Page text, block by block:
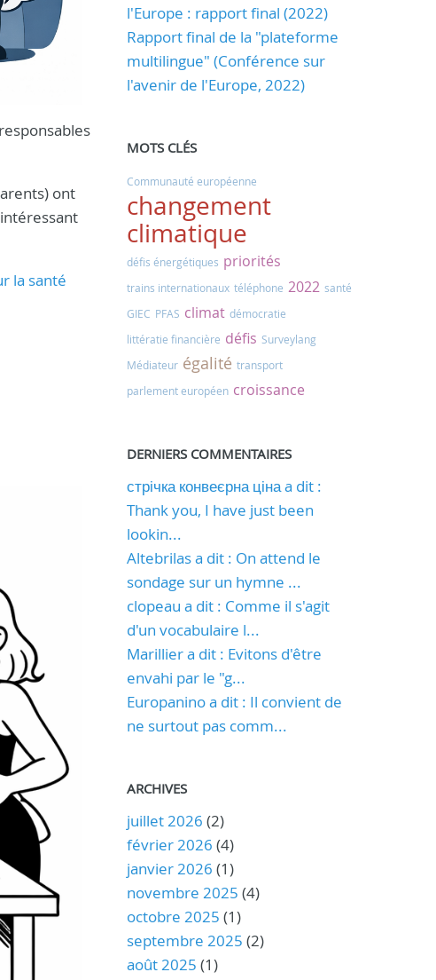
ont
la santé
l'Europe : rapport final (2022)
Rapport final de la "plateforme
multilingue" (Conférence sur
l'avenir de l'Europe, 2022)
MOTS CLÉS
Communauté européenne
changement
climatique
défis énergétiques priorités
trains internationaux téléphone 2022 santé
GIEC PFAS climat démocratie
littératie financière défis Surveylang
Médiateur égalité transport
parlement européen croissance
DERNIERS COMMENTAIRES
стрічка конвеєрна ціна a dit :
Thank you, I have just been
lookin...
Altebrilas a dit : On attend le
sondage sur un hymne ...
clopeau a dit : Comme il s'agit
d'un vocabulaire l...
Marillier a dit : Evitons d'être
envahi par le "g...
Europanino a dit : Il convient de
ne surtout pas comm...
ARCHIVES
juillet 2026 (2)
février 2026 (4)
janvier 2026 (1)
novembre 2025 (4)
octobre 2025 (1)
septembre 2025 (2)
août 2025 (1)